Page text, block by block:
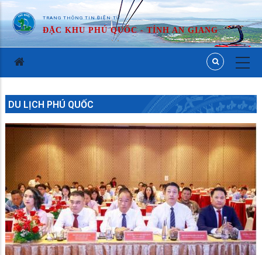
TRANG THÔNG TIN ĐIỆN TỬ
ĐẶC KHU PHÚ QUỐC - TỈNH AN GIANG
DU LỊCH PHÚ QUỐC